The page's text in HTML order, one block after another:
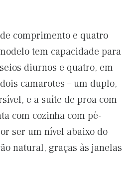
comprimento e quatro
tem capacidade para
diurnos e quatro, em
camarotes – um duplo,
e a suíte de proa com
com cozinha com pé-
ser um nível abaixo do
natural, graças às janelas